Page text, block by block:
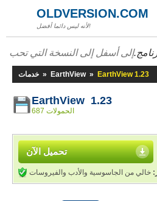
OLDVERSION.COM
لأنه ليس دائما أفضل!
خدمات » EarthView » EarthView 1.23
EarthView 1.23
687 الحمولات
تحميل الآن
خالي من الجاسوسية والأدب والفيروسات